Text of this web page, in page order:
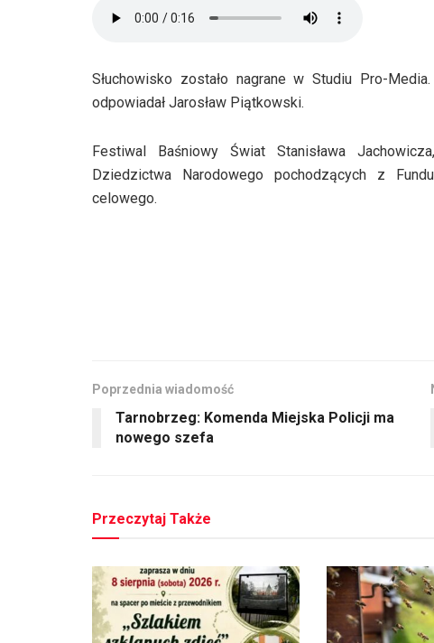
Słuchowisko zostało nagrane w Studiu Pro-
odpowiadał Jarosław Piątkowski.
Festiwal Baśniowy Świat Stanisława
Dziedzictwa Narodowego pochodzących z
celowego.
Poprzednia wiadomość
Tarnobrzeg: Komenda Miejska Policji ma
nowego szefa
Przeczytaj Także